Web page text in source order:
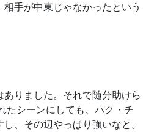
手が中東じゃなかったという
りました。それで随分助けら
たシーンにしても、パク・チ
、その辺やっぱり強いなと。